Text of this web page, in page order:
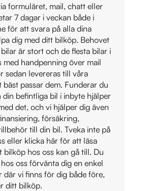
formuläret, mail, chatt eller
7 dagar i veckan både i
för att svara på alla dina
dig med ditt bilköp. Behovet
är stort och de flesta bilar i
med handpenning över mail
sedan levereras till våra
bäst passar dem. Funderar du
din befintliga bil i inbyte hjälper
det, och vi hjälper dig även
försäkring,
till din bil. Tveka inte på
eller klicka här för att läsa
bilköp hos oss kan gå till. Du
oss förvänta dig en enkel
där vi finns för dig både före,
ditt bilköp.